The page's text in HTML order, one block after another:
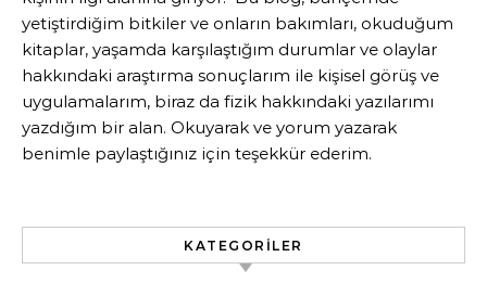
yetiştirdiğim bitkiler ve onların bakımları, okuduğum
kitaplar, yaşamda karşılaştığım durumlar ve olaylar
hakkındaki araştırma sonuçlarım ile kişisel görüş ve
uygulamalarım, biraz da fizik hakkındaki yazılarımı
yazdığım bir alan. Okuyarak ve yorum yazarak
benimle paylaştığınız için teşekkür ederim.
KATEGORILER